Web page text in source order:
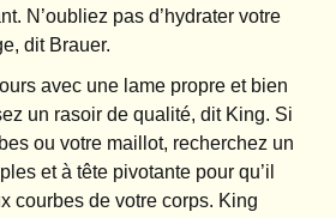
N’oubliez pas d’hydrater votre
dit Brauer.
avec une lame propre et bien
un rasoir de qualité, dit King. Si
ou votre maillot, recherchez un
et à tête pivotante pour qu’il
courbes de votre corps. King